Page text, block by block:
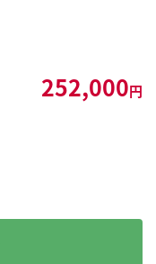
252,000円